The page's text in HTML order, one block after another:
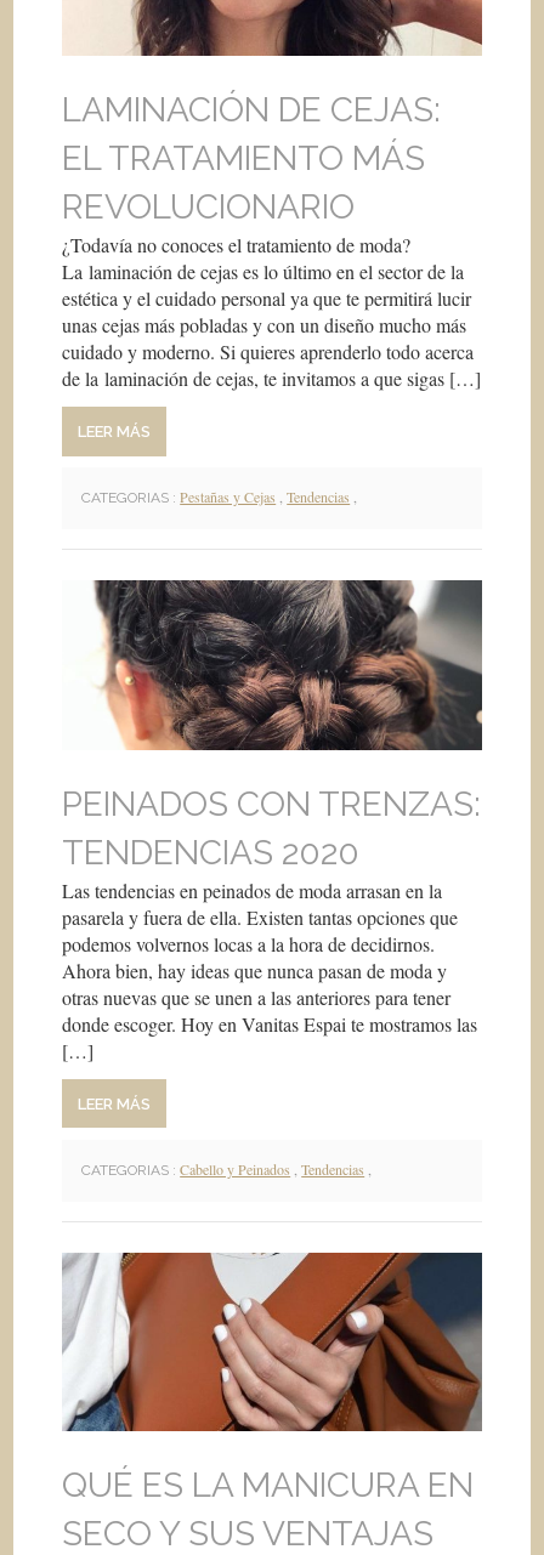
LAMINACIÓN DE CEJAS:
EL TRATAMIENTO MÁS
REVOLUCIONARIO
¿Todavía no conoces el tratamiento de moda?
La laminación de cejas es lo último en el sector de la
estética y el cuidado personal ya que te permitirá lucir
unas cejas más pobladas y con un diseño mucho más
cuidado y moderno. Si quieres aprenderlo todo acerca
de la laminación de cejas, te invitamos a que sigas […]
LEER MÁS
CATEGORIAS : Pestañas y Cejas ,Tendencias ,
PEINADOS CON TRENZAS:
TENDENCIAS 2020
Las tendencias en peinados de moda arrasan en la
pasarela y fuera de ella. Existen tantas opciones que
podemos volvernos locas a la hora de decidirnos.
Ahora bien, hay ideas que nunca pasan de moda y
otras nuevas que se unen a las anteriores para tener
donde escoger. Hoy en Vanitas Espai te mostramos las
[…]
LEER MÁS
CATEGORIAS : Cabello y Peinados ,Tendencias
QUÉ ES LA MANICURA EN
SECO Y SUS VENTAJAS